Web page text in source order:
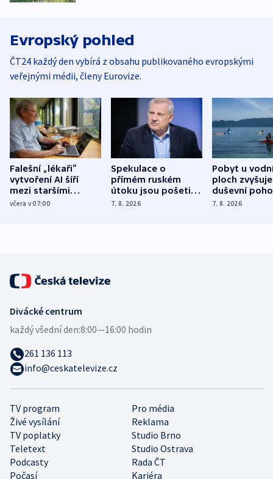
Evropský pohled
ČT24 každý den vybírá z obsahu publikovaného evropskými
veřejnými médii, členy Eurovize.
Falešní „lékaři“
vytvoření AI šíří
mezi staršími
Poláky nebezpečné
včera v 07:00
Spekulace o
přímém ruském
útoku jsou pošetilé,
míní estonský
7. 8. 2026
Pobyt u
ploch zvyšuje
duševní
ukázala
7. 8. 2026
TV program
Pro média
Živé vysílání
Reklama
TV poplatky
Studio Brno
Teletext
Studio Ostrava
Podcasty
Rada ČT
Počasí
Kariéra
Divácké centrum
každý všední den:8:00—16:00 hodin
261 136 113
info@ceskatelevize.cz